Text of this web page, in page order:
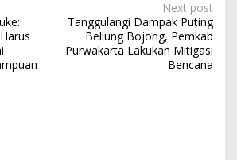
Next post
Tanggulangi Dampak Puting
Beliung Bojong, Pemkab
Purwakarta Lakukan Mitigasi
Bencana